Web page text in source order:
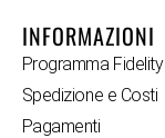
INFORMAZIONI
Programma Fidelity
Spedizione e Costi
Pagamenti